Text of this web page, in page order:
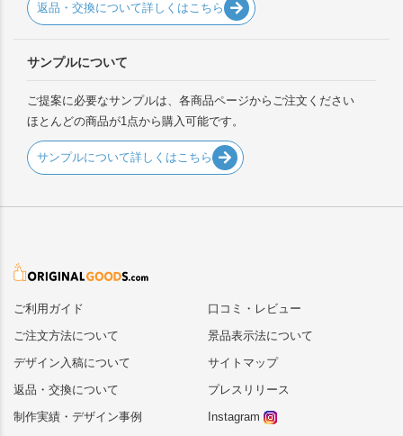
返品・交換について詳しくはこちら
サンプルについて
ご提案に必要なサンプルは、各商品ページからご注文ください
ほとんどの商品が1点から購入可能です。
サンプルについて詳しくはこちら
ご利用ガイド
ご注文方法について
デザイン入稿について
返品・交換について
制作実績・デザイン事例
口コミ・レビュー
景品表示法について
サイトマップ
プレスリリース
Instagram